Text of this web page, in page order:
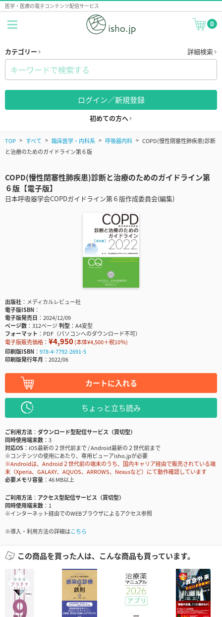
医学・医療の電子コンテンツ配信サービス
0
カテゴリー 詳細検索
ログイン／新規登録
初めての方へ
TOP すべて 臨床医学・内科系 呼吸器内科
COPD(慢性閉塞性肺疾患)診断
と治療のためのガイドライン第６版
COPD(慢性閉塞性肺疾患)診断と治療のためのガイドライン第
６版【電子版】
日本呼吸器学会COPDガイドライン第６版作成委員会(編集)
出版社
メディカルレビュー社
電子版ISBN
電子版発売日
2024/12/09
ページ数
312ページ判型
A4変型
フォーマット
PDF（パソコンへのダウンロード不可）
電子版販売価格： ¥4,950(本体¥4,500＋税10％)
印刷版ISBN
978-4-7792-2691-5
印刷版発行年月
2022/06
カートに入れる
ちょっと立ち読み
ご利用方法
ダウンロード型配信サービス（買切型）
同時使用端末数
3
対応OS
iOS最新の２世代前まで / Android最新の２世代前まで
※コンテンツの使用にあたり、専用ビューアisho.jpが必要
※Androidは、Android２世代前の端末のうち、国内キャリア経由で販売されている端
末（Xperia、GALAXY、AQUOS、ARROWS、Nexusなど）にて動作確認しています
必要メモリ容量
46 MB以上
ご利用方法
アクセス型配信サービス（買切型）
同時使用端末数
1
※インターネット経由でのWEBブラウザによるアクセス参照
※導入・利用方法の詳細はこちら
この商品を買った人は、こんな商品も買っています。